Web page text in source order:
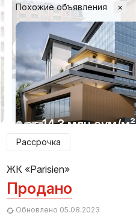
Похожие объявления ×
от14.3 млн сум/м²
ЖК «Vision»
Рассрочка
ЖК «Parisien»
Продано
Обновлено 05.08.2023